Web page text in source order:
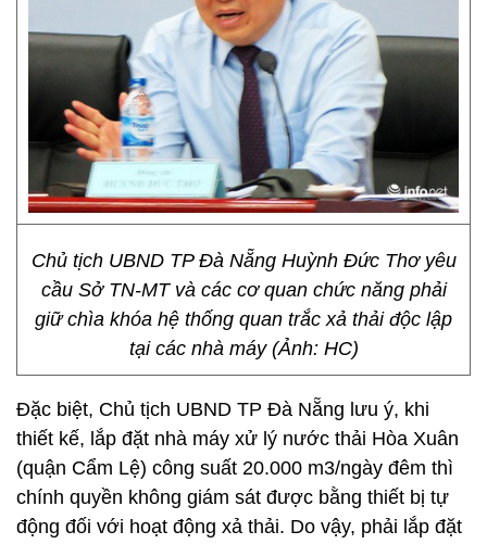
Chủ tịch UBND TP Đà Nẵng Huỳnh Đức Thơ yêu
cầu Sở TN-MT và các cơ quan chức năng phải
giữ chìa khóa hệ thống quan trắc xả thải độc lập
tại các nhà máy (Ảnh: HC)
Đặc biệt, Chủ tịch UBND TP Đà Nẵng lưu ý, khi
thiết kế, lắp đặt nhà máy xử lý nước thải Hòa Xuân
(quận Cẩm Lệ) công suất 20.000 m3/ngày đêm thì
chính quyền không giám sát được bằng thiết bị tự
động đối với hoạt động xả thải. Do vậy, phải lắp đặt